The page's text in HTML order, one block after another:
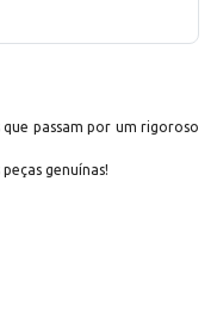
passam por um rigoroso
genuínas!